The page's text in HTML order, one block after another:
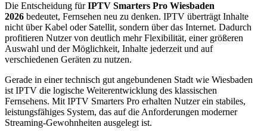
Die Entscheidung fürIPTV Smarters Pro Wiesbaden
2026 bedeutet, Fernsehen neu zu denken. IPTV überträgt Inhalte
nicht über Kabel oder Satellit, sondern über das Internet. Dadurch
profitieren Nutzer von deutlich mehr Flexibilität, einer größeren
Auswahl und der Möglichkeit, Inhalte jederzeit und auf
verschiedenen Geräten zu nutzen.
Gerade in einer technisch gut angebundenen Stadt wie Wiesbaden
ist IPTV die logische Weiterentwicklung des klassischen
Fernsehens. Mit IPTV Smarters Pro erhalten Nutzer ein stabiles,
leistungsfähiges System, das auf die Anforderungen moderner
Streaming-Gewohnheiten ausgelegt ist.